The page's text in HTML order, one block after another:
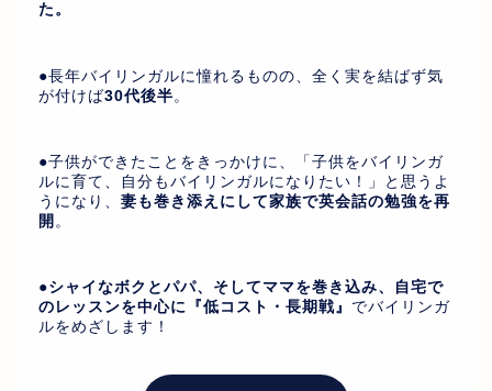
た。
●長年バイリンガルに憧れるものの、全く実を結ばず気
が付けば30代後半 。
●子供ができたことをきっかけに、「子供をバイリンガ
ルに育て、自分もバイリンガルになりたい！」と思うよ
うになり、 妻も巻き添えにして家族で英会話の勉強を再
開 。
●シャイなボクとパパ、そしてママを巻き込み、自宅で
のレッスンを中心に『低コスト・長期戦』 でバイリンガ
ルをめざします！